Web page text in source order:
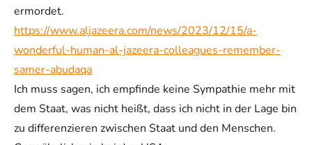
ermordet.
https://www.aljazeera.com/news/2023/12/15/a-
wonderful-human-al-jazeera-colleagues-remember-
samer-abudaqa
Ich muss sagen, ich empfinde keine Sympathie mehr mit
dem Staat, was nicht heißt, dass ich nicht in der Lage bin
zu differenzieren zwischen Staat und den Menschen.